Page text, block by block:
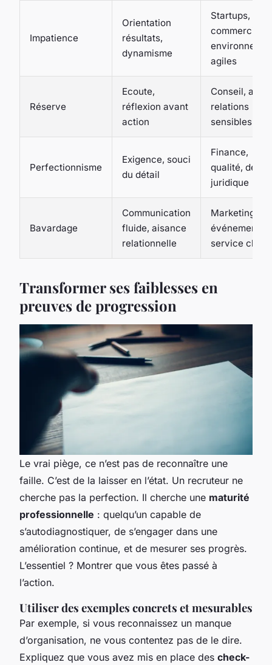
Impatience
Orientation
résultats,
dynamisme
Startups,
commerciaux,
agiles
Réserve
Ecoute,
réflexion avant
action
Conseil, audit,
relations
sensibles
Perfectionnisme
Exigence, souci
du détail
Finance,
qualité,
juridique
Bavardage
Communication
fluide, aisance
relationnelle
Marketing,
événementiel,
service client
Transformer ses faiblesses en
preuves de progression
Le vrai piège, ce n’est pas de reconnaître une
faille. C’est de la laisser en l’état. Un recruteur ne
cherche pas la perfection. Il cherche une maturité
professionnelle : quelqu’un capable de
s’autodiagnostiquer, de s’engager dans une
amélioration continue, et de mesurer ses progrès.
L’essentiel ? Montrer que vous êtes passé à
l’action.
Utiliser des exemples concrets et mesurables
Par exemple, si vous reconnaissez un manque
d’organisation, ne vous contentez pas de le dire.
Expliquez que vous avez mis en place des check-